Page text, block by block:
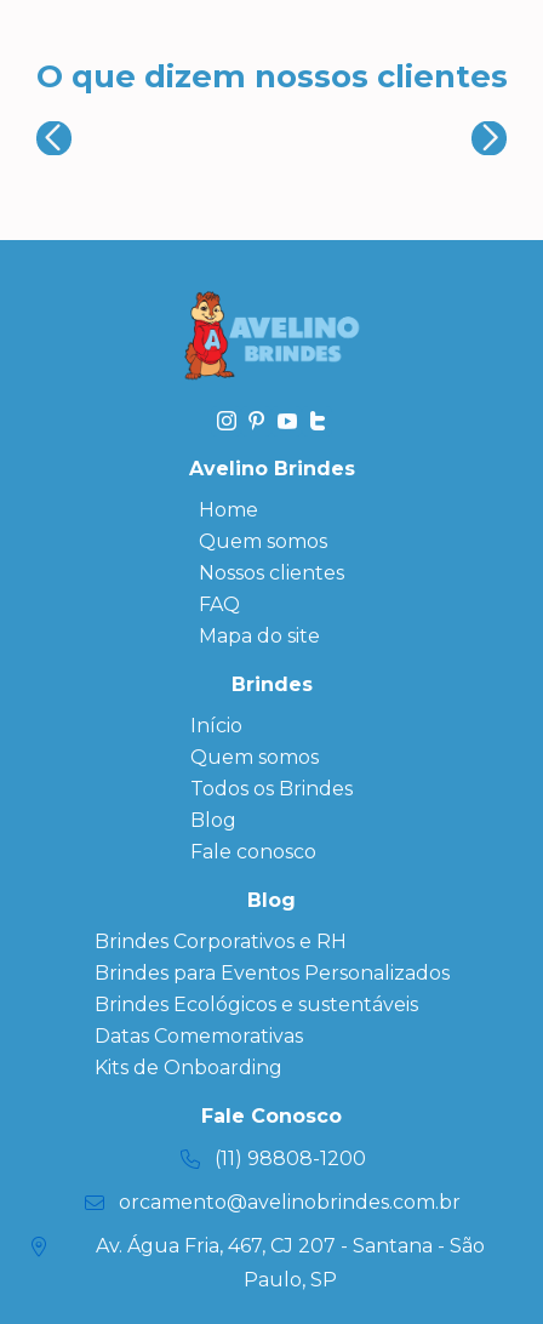
O que dizem nossos clientes
Avelino Brindes
Home
Quem somos
Nossos clientes
FAQ
Mapa do site
Brindes
Início
Quem somos
← Back
FAQ
Sitemap
Todos os Brindes
← Back
Agendas
Personalizadas
Personalizado
personalizados
Brindes
Corporativos
Copos Térmicos
Personalizados
Datas Especiais
Ecobag
Personalizada
Kits
Blog
Fale conosco
Blog
Brindes Corporativos e RH
Brindes para Eventos Personalizados
Brindes Ecológicos e sustentáveis
Datas Comemorativas
Kits de Onboarding
Fale Conosco
(11) 98808-1200
orcamento@avelinobrindes.com.br
Av. Água Fria, 467, CJ 207 - Santana - São
Paulo, SP